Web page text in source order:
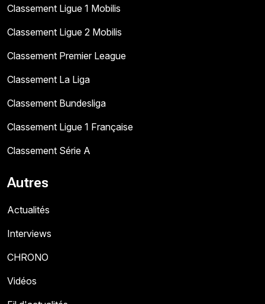
Classement Ligue 1 Mobilis
Classement Ligue 2 Mobilis
Classement Premier League
Classement La Liga
Classement Bundesliga
Classement Ligue 1 Française
Classement Série A
Autres
Actualités
Interviews
CHRONO
Vidéos